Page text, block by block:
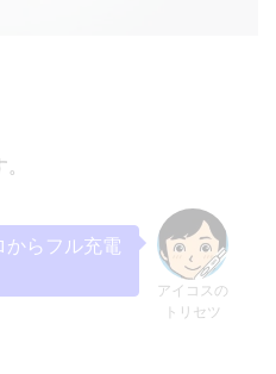
アイコスの
トリセツ
からフル充電